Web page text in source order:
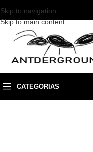
Skip to navigation
Skip to main content
CATEGORIAS